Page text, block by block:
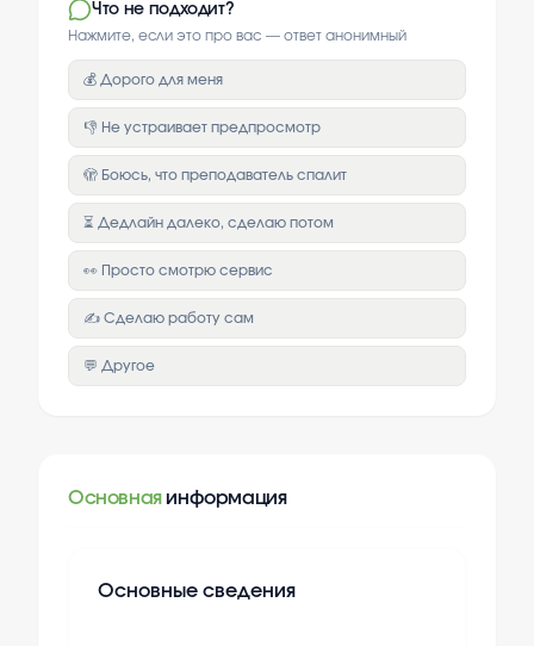
Что не подходит?
Нажмите, если это про вас — ответ анонимный
💰 Дорого для меня
👎 Не устраивает предпросмотр
🫣 Боюсь, что преподаватель спалит
⏳ Дедлайн далеко, сделаю потом
👀 Просто смотрю сервис
✍️ Сделаю работу сам
💬 Другое
Основная информация
Основные сведения